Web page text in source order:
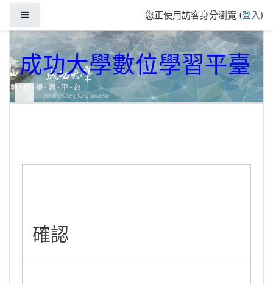
您正使用訪客身分瀏覽 (登入)
成功大學數位學習平臺
確認